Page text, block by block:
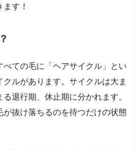
す！
べての毛に「ヘアサイクル」とい
クルがあります。サイクルは大ま
退行期、休止期に分かれます。
が抜け落ちるのを待つだけの状態